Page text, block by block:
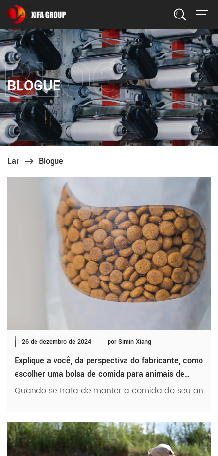
Procurar
BLOGUE
Lar Blogue
26 de dezembro de 2024 por Simin Xiang
Explique a você, da perspectiva do fabricante, como
escolher uma bolsa de comida para animais de
estimação
Quando se trata de manter a comida do seu